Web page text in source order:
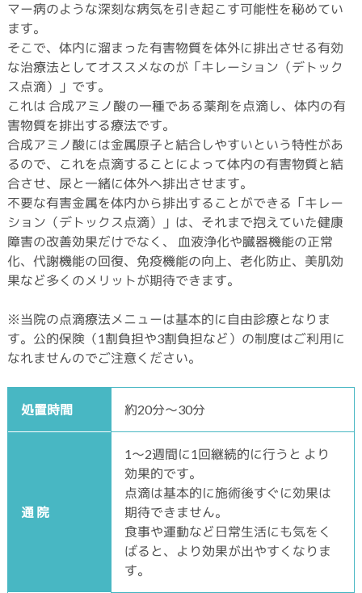
マー病のような深刻な病気を引き起こす可能性を秘めてい
ます。
そこで、体内に溜まった有害物質を体外に排出させる有効
な治療法としてオススメなのが「キレーション（デトック
ス点滴）」です。
これは 合成アミノ酸の一種である薬剤を点滴し、体内の有
害物質を排出する療法です。
合成アミノ酸には金属原子と結合しやすいという特性があ
るので、これを点滴することによって体内の有害物質と結
合させ、尿と一緒に体外へ排出させます。
不要な有害金属を体内から排出することができる「キレー
ション（デトックス点滴）」は、それまで抱えていた健康
障害の改善効果だけでなく、 血液浄化や臓器機能の正常
化、代謝機能の回復、免疫機能の向上、老化防止、美肌効
果など多くのメリットが期待できます。
※当院の点滴療法メニューは基本的に自由診療となりま
す。公的保険（1割負担や3割負担など）の制度はご利用に
なれませんのでご注意ください。
処置時間 約20分～30分
通 院
1～2週間に1回継続的に行うと より
効果的です。
点滴は基本的に施術後すぐに効果は
期待できません。
食事や運動など日常生活にも気をく
ばると、より効果が出やすくなりま
す。